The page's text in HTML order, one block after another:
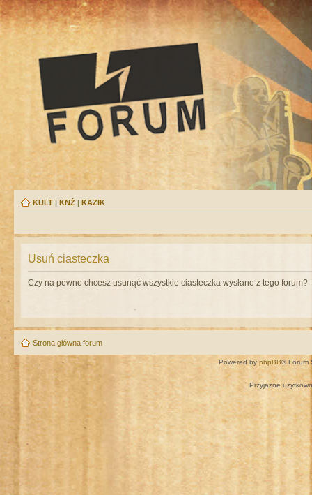
KULT | KNŻ | KAZIK
Usuń ciasteczka
Czy na pewno chcesz usunąć wszystkie ciasteczka wysłane z tego forum?
Strona główna forum
Powered by phpBB® Forum
Przyjazne